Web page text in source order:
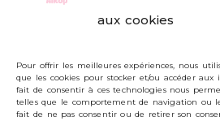
aux cookies
Pour offrir les meilleures expériences, nous
que les cookies pour stocker et/ou accéder aux
fait de consentir à ces technologies nous
telles que le comportement de navigation ou
fait de ne pas consentir ou de retirer son
Livraisons et retours
Mon compte